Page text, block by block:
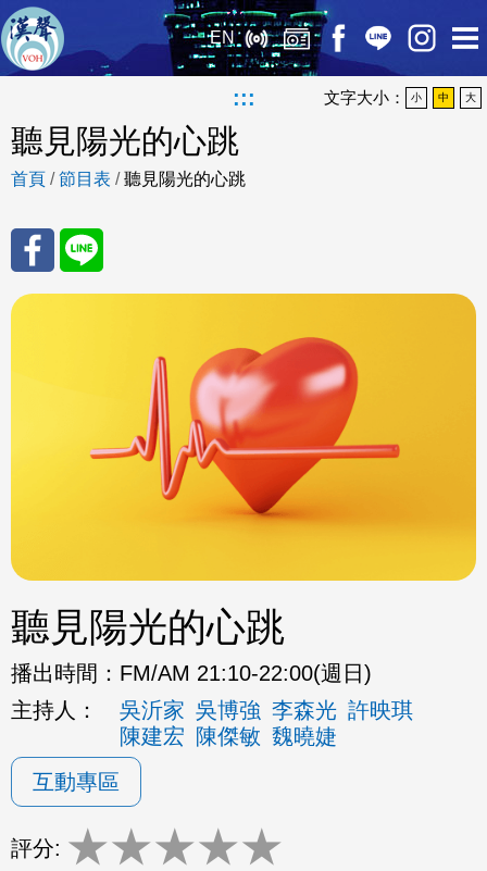
EN
::: 文字大小： 小 中 大
聽見陽光的心跳
首頁 /節目表 /聽見陽光的心跳
分享
聽見陽光的心跳
播出時間： FM/AM 21:10-22:00(週日)
主持人：
吳沂家 吳博強 李森光 許映琪
陳建宏 陳傑敏 魏曉婕
互動專區
評分: ★★★★★